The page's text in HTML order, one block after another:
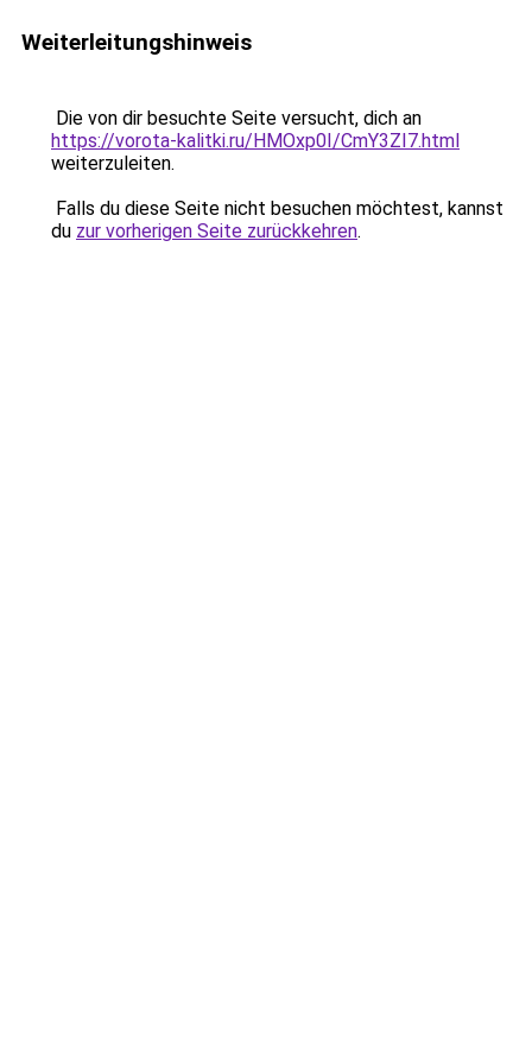
Weiterleitungshinweis
Die von dir besuchte Seite versucht, dich an
https://vorota-kalitki.ru/HMOxp0I/CmY3ZI7.html
weiterzuleiten.
Falls du diese Seite nicht besuchen möchtest, kannst
du zur vorherigen Seite zurückkehren.